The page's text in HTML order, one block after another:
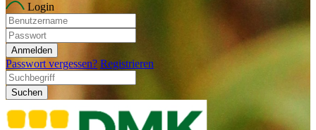
Login
Anmelden
Passwort vergessen? Registrieren
Suchen